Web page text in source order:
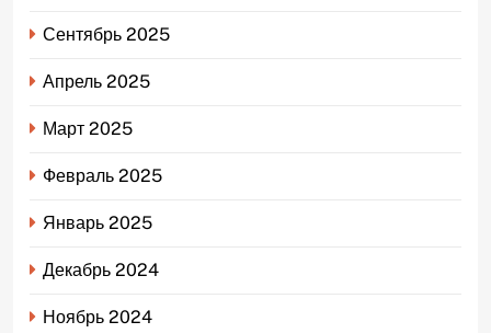
Сентябрь 2025
Апрель 2025
Март 2025
Февраль 2025
Январь 2025
Декабрь 2024
Ноябрь 2024